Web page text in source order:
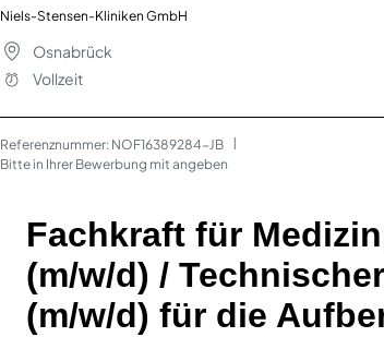
Niels-Stensen-Kliniken GmbH
Osnabrück
Vollzeit
Referenznummer: NOF16389284-JB
Bitte in Ihrer Bewerbung mit angeben